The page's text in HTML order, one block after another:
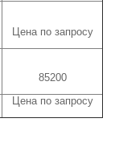
Цена по запросу
85200
Цена по запросу